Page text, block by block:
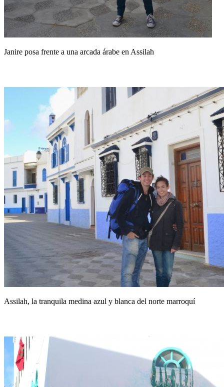
Janire posa frente a una arcada árabe en Assilah
Assilah, la tranquila medina azul y blanca del norte marroquí